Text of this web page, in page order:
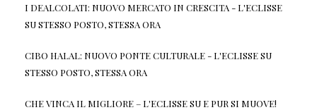
I DEALCOLATI: NUOVO MERCATO IN CRESCITA - L'ECLISSE
SUSTESSO POSTO, STESSA ORA
CIBO HALAL: NUOVO PONTE CULTURALE - L'ECLISSESU
STESSO POSTO, STESSA ORA
CHE VINCA IL MIGLIORE – L'ECLISSESU E PUR SI MUOVE!